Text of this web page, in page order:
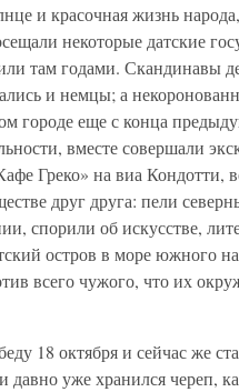
и красочная жизнь
некоторые датские
там годами. Скандинавы
и немцы; а
городе еще с конца
вместе совершали
Греко» на виа Кондотти,
друг друга: пели
спорили об искусстве,
остров в море южного
всего чужого, что их
18 октября и сейчас же
уже хранился череп,